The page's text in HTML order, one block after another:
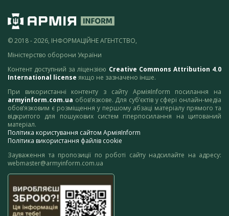
© 2018 - 2026, ІНФОРМАЦІЙНЕ АГЕНТСТВО,
Міністерство оборони України
Контент доступний за ліцензією Creative Commons Attribution 4.0
International license якщо не зазначено інше.
При використанні контенту з сайту АрміяInform посилання на
armyinform.com.ua обов’язкове. Для суб’єктів у сфері онлайн-медіа
обов’язковим є розміщення у першому абзаці матеріалу прямого та
відкритого для пошукових систем гіперпосилання на цитований
матеріал.
Політика користування сайтом АрміяInform
Політика використання файлів cookie
Зауваження та пропозиції по роботі сайту надсилайте на адресу:
webmaster@armyinform.com.ua